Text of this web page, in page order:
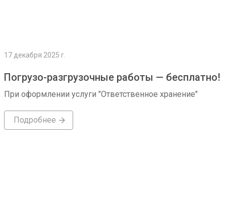
17 декабря 2025 г.
Погрузо-разгрузочные работы — бесплатно!
При оформлении услуги "Ответственное хранение"
Подробнее